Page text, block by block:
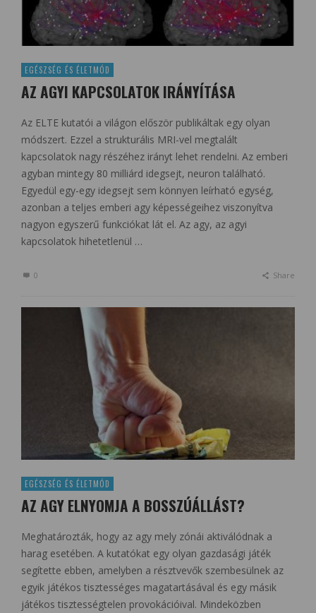
EGÉSZSÉG ÉS ÉLETMÓD
AZ AGYI KAPCSOLATOK IRÁNYÍTÁSA
Az ELTE kutatói a világon először publikáltak egy olyan
módszert. Ezzel a strukturális MRI-vel megtalált
kapcsolatok nagy részéhez irányt lehet rendelni. Az emberi
agyban mintegy 80 milliárd idegsejt, neuron található.
Egyedül egy-egy idegsejt sem könnyen leírható egység,
azonban a teljes emberi agy képességeihez viszonyítva
nagyon egyszerű funkciókat lát el. Az agy, az agyi
kapcsolatok hihetetlenül …
0 Share
EGÉSZSÉG ÉS ÉLETMÓD
AZ AGY ELNYOMJA A BOSSZÚÁLLÁST?
Meghatározták, hogy az agy mely zónái aktiválódnak a
harag esetében. A kutatókat egy olyan gazdasági játék
segítette ebben, amelyben a résztvevők szembesülnek az
egyik játékos tisztességes magatartásával és egy másik
játékos tisztességtelen provokációival. Mindeközben